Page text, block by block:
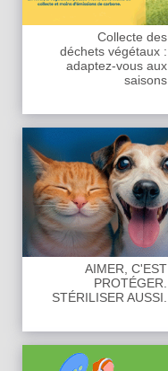
Collecte des
déchets végétaux :
adaptez-vous aux
saisons
AIMER, C'EST
PROTÉGER.
STÉRILISER AUSSI.